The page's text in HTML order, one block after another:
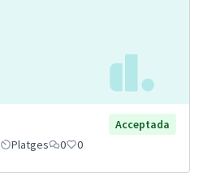
Acceptada
Platges 0 0